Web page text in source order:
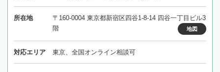
所在地
〒160-0004 東京都新宿区四谷1-8-14 四谷一丁目ビル3
階
地図
対応エリア 東京、全国オンライン相談可